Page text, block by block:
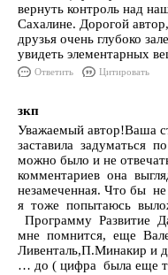
вернуть контроль над
Сахалине. Дорогой
друзья очень глубоко
увидеть элементарных
Ответить Цитировать
зкп
Уважаемый автор!Ваша
заставила задуматься
можно было и не
комментариев она
незамеченная. Что бы
я тоже попытаюсь
Программу Развитие
мне помнится, еще
Ливенталь,П.Минакир и
… до ( цифра была еще